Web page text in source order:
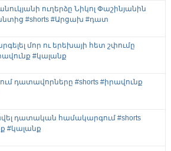
ուղերձը Նիկոլ Փաշինյանին
#shorts #Արցախ #դատ
մոր ու երեխայի հետ շփումը
#կալանք
դատավորները #shorts #իրավունք
դատական համակարգում #shorts
#կալանք